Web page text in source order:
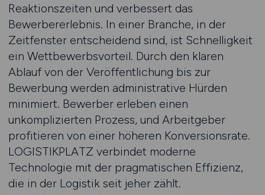
Reaktionszeiten und verbessert das
Bewerbererlebnis. In einer Branche, in der
Zeitfenster entscheidend sind, ist Schnelligkeit
ein Wettbewerbsvorteil. Durch den klaren
Ablauf von der Veröffentlichung bis zur
Bewerbung werden administrative Hürden
minimiert. Bewerber erleben einen
unkomplizierten Prozess, und Arbeitgeber
profitieren von einer höheren Konversionsrate.
LOGISTIKPLATZ verbindet moderne
Technologie mit der pragmatischen Effizienz,
die in der Logistik seit jeher zählt.